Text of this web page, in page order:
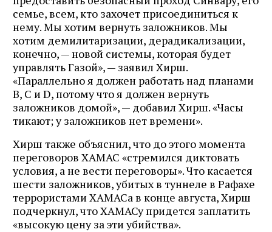
семье, всем, кто захочет присоединиться к
нему. Мы хотим вернуть заложников. Мы
хотим демилитаризации, дерадикализации,
конечно, — новой системы, которая будет
управлять Газой», — заявил Хирш.
«Параллельно я должен работать над планами
B, C и D, потому что я должен вернуть
заложников домой», — добавил Хирш. «Часы
тикают; у заложников нет времени».
Хирш также объяснил, что до этого момента
переговоров ХАМАС «стремился диктовать
условия, а не вести переговоры». Что касается
шести заложников, убитых в туннеле в Рафахе
террористами ХАМАСа в конце августа, Хирш
подчеркнул, что ХАМАСу придется заплатить
«высокую цену за эти убийства».